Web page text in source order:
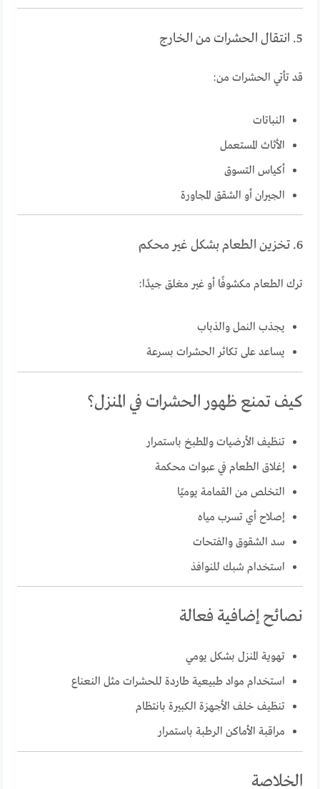
5. انتقال الحشرات من الخارج
قد تأتي الحشرات من:
النباتات
الأثاث المستعمل
أكياس التسوق
الجيران أو الشقق المجاورة
6. تخزين الطعام بشكل غير محكم
ترك الطعام مكشوفًا أو غير مغلق جيدًا:
يجذب النمل والذباب
يساعد على تكاثر الحشرات بسرعة
كيف تمنع ظهور الحشرات في المنزل؟
تنظيف الأرضيات والمطبخ باستمرار
إغلاق الطعام في عبوات محكمة
التخلص من القمامة يوميًا
إصلاح أي تسرب مياه
سد الشقوق والفتحات
استخدام شبك للنوافذ
نصائح إضافية فعالة
تهوية المنزل بشكل يومي
استخدام مواد طبيعية طاردة للحشرات مثل النعناع
تنظيف خلف الأجهزة الكبيرة بانتظام
مراقبة الأماكن الرطبة باستمرار
الخلاصة